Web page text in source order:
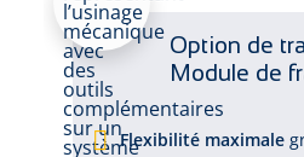
Option de
Module de
Flexibilité maximale